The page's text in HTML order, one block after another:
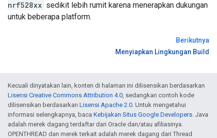
nrf528xx sedikit lebih rumit karena menerapkan dukungan
untuk beberapa platform.
Berikutnya
Menyiapkan Lingkungan Build
Kecuali dinyatakan lain, konten di halaman ini dilisensikan berdasarkan
Lisensi Creative Commons Attribution 4.0, sedangkan contoh kode
dilisensikan berdasarkan Lisensi Apache 2.0. Untuk mengetahui
informasi selengkapnya, baca Kebijakan Situs Google Developers. Java
adalah merek dagang terdaftar dari Oracle dan/atau afiliasinya.
OPENTHREAD dan merek terkait adalah merek dagang dari Thread